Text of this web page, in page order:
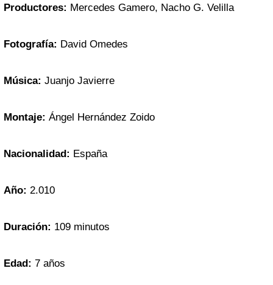
Productores: Mercedes Gamero, Nacho G. Velilla
Fotografía: David Omedes
Música: Juanjo Javierre
Montaje: Ángel Hernández Zoido
Nacionalidad: España
Año: 2.010
Duración: 109 minutos
Edad: 7 años